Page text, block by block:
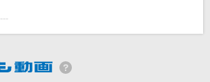
ドリリー